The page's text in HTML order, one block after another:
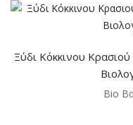
Ξύδι Κόκκινου
Bio